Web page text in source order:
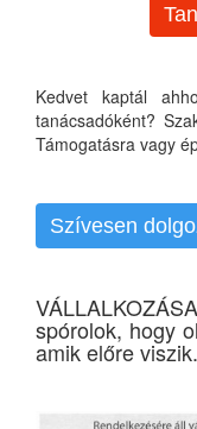
Kedvet kaptál
tanácsadóként?
Támogatásra vagy
Szívesen
spórolok, hogy
amik előre